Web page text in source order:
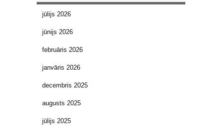
jūlijs 2026
jūnijs 2026
februāris 2026
janvāris 2026
decembris 2025
augusts 2025
jūlijs 2025